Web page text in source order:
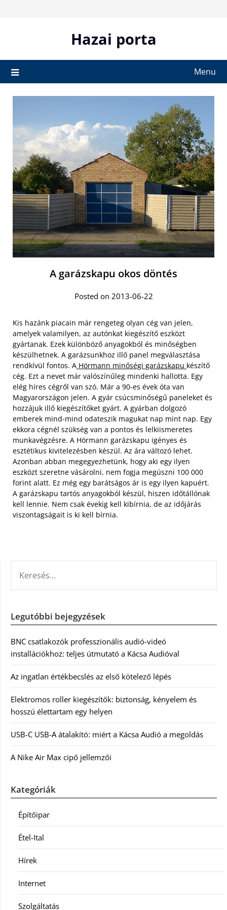
Hazai porta
Menu
A garázskapu okos döntés
Posted on 2013-06-22
Kis hazánk piacain már rengeteg olyan cég van jelen,
amelyek valamilyen, az autónkat kiegészítő eszközt
gyártanak. Ezek különböző anyagokból és minőségben
készülhetnek. A garázsunkhoz illő panel megválasztása
rendkívül fontos. A Hörmann minőségi garázskapu készítő
cég. Ezt a nevet már valószínűleg mindenki hallotta. Egy
elég híres cégről van szó. Már a 90-es évek óta van
Magyarországon jelen. A gyár csúcsminőségű paneleket és
hozzájuk illő kiegészítőket gyárt. A gyárban dolgozó
emberek mind-mind odateszik magukat nap mint nap. Egy
ekkora cégnél szükség van a pontos és lelkiismeretes
munkavégzésre. A Hörmann garázskapu igényes és
esztétikus kivitelezésben készül. Az ára változó lehet.
Azonban abban megegyezhetünk, hogy aki egy ilyen
eszközt szeretne vásárolni, nem fogja megúszni 100 000
forint alatt. Ez még egy barátságos ár is egy ilyen kapuért.
A garázskapu tartós anyagokból készül, hiszen időtállónak
kell lennie. Nem csak évekig kell kibírnia, de az időjárás
viszontagságait is ki kell bírnia.
Legutóbbi bejegyzések
BNC csatlakozók professzionális audió-videó
installációkhoz: teljes útmutató a Kácsa Audióval
Az ingatlan értékbecslés az első kötelező lépés
Elektromos roller kiegészítők: biztonság, kényelem és
hosszú élettartam egy helyen
USB-C USB-A átalakító: miért a Kácsa Audió a megoldás
A Nike Air Max cipő jellemzői
Kategóriák
Építőipar
Étel-Ital
Hírek
Internet
Szolgáltatás